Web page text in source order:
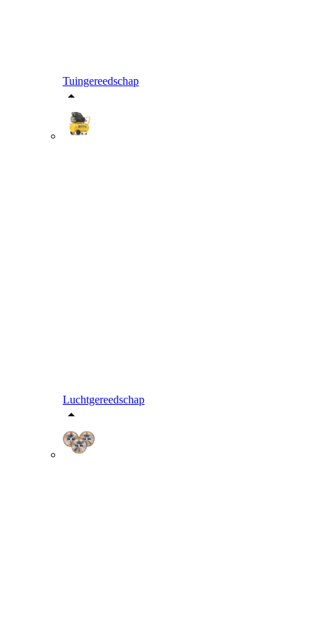
Tuingereedschap
Luchtgereedschap